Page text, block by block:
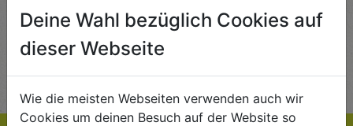
€ 5,99 / STK
AUF DIE
€ 3,99 / STK
Deine Wahl bezüglich Cookies auf
dieser Webseite
Wie die meisten Webseiten verwenden auch wir
Cookies um deinen Besuch auf der Website so